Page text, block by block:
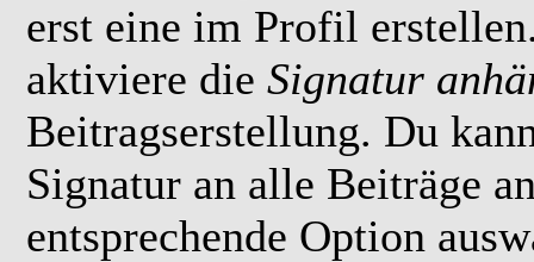
erst eine im Profil
aktiviere die Signatur
Beitragserstellung. Du
Signatur an alle Beiträge
entsprechende Option